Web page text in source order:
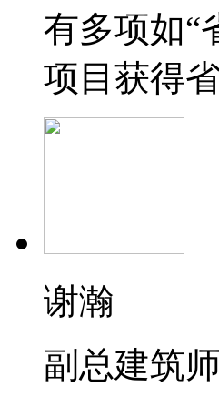
有多项如“
项目获得
谢瀚
副总建筑师